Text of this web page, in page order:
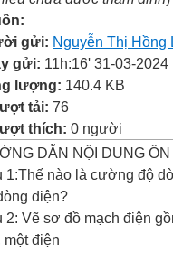
chưa được thẩm định
gửi:Nguyễn Thị Hồng
gửi:11h:16' 31-03-2024
lượng:140.4 KB
tải:76
thích:0 người
DẪN NỘI DUNG
1:Thế nào là cường độ
điện?
2: Vẽ sơ đồ mạch điện